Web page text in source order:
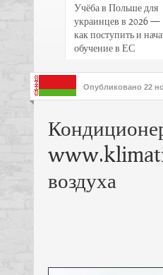
Учёба в Польше для
украинцев в 2026 —
как поступить и
обучение в ЕС
Опубликовано 22
воздуха